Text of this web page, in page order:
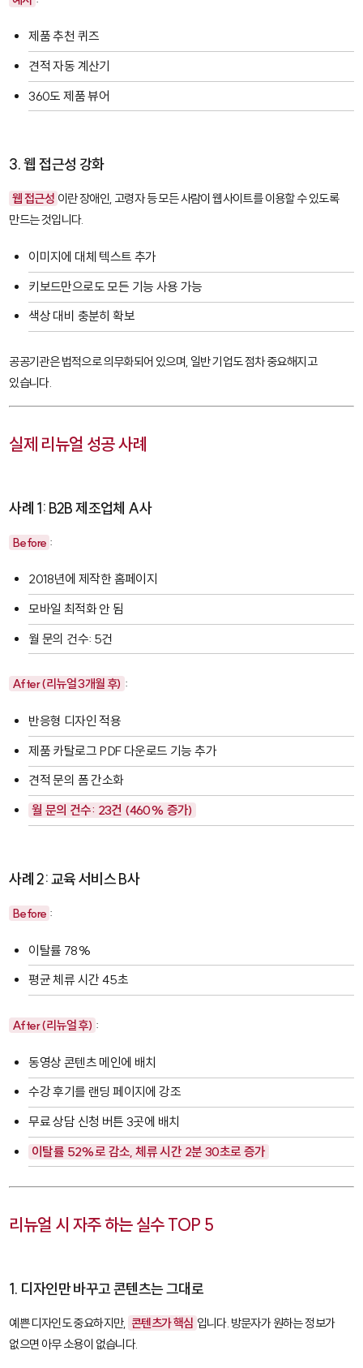
제품 추천 퀴즈
견적 자동 계산기
360도 제품 뷰어
3. 웹 접근성 강화
웹 접근성 이란 장애인, 고령자 등 모든 사람이 웹사이트를 이용할 수 있도록
만드는 것입니다.
이미지에 대체 텍스트 추가
키보드만으로도 모든 기능 사용 가능
색상 대비 충분히 확보
공공기관은 법적으로 의무화되어 있으며, 일반 기업도 점차 중요해지고
있습니다.
실제 리뉴얼 성공 사례
사례 1: B2B 제조업체 A사
Before :
2018년에 제작한 홈페이지
모바일 최적화 안 됨
월 문의 건수: 5건
After (리뉴얼 3개월 후) :
반응형 디자인 적용
제품 카탈로그 PDF 다운로드 기능 추가
견적 문의 폼 간소화
월 문의 건수: 23건 (460% 증가)
사례 2: 교육 서비스 B사
Before :
이탈률 78%
평균 체류 시간 45초
After (리뉴얼 후) :
동영상 콘텐츠 메인에 배치
수강 후기를 랜딩 페이지에 강조
무료 상담 신청 버튼 3곳에 배치
이탈률 52%로 감소, 체류 시간 2분 30초로 증가
리뉴얼 시 자주 하는 실수 TOP 5
1. 디자인만 바꾸고 콘텐츠는 그대로
예쁜 디자인도 중요하지만, 콘텐츠가 핵심 입니다. 방문자가 원하는 정보가
없으면 아무 소용이 없습니다.